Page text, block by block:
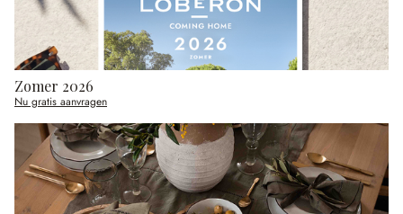
Zomer 2026
Nu gratis aanvragen